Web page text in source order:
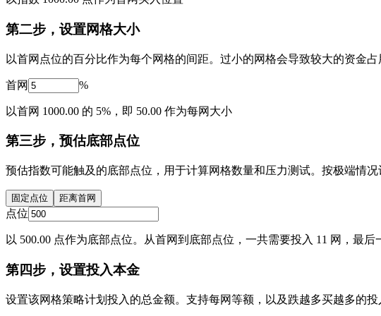
第二步，设置网格大小
以首网点位的百分比作为每个网格的间距。过小的网格会导致较大的资金占
首网 %
以首网 1000.00 的 5%，即 50.00 作为每网大小
第三步，预估底部点位
预估指数可能触及的底部点位，用于计算网格数量和压力测试。按极端情
固定点位 距离首网
点位
以 500.00 点作为底部点位。从首网到底部点位，一共需要投入 11 网，最后
第四步，设置投入本金
设置该网格策略计划投入的总金额。支持每网等额，以及跌越多买越多的投